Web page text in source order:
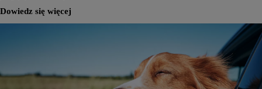
Dowiedz się więcej